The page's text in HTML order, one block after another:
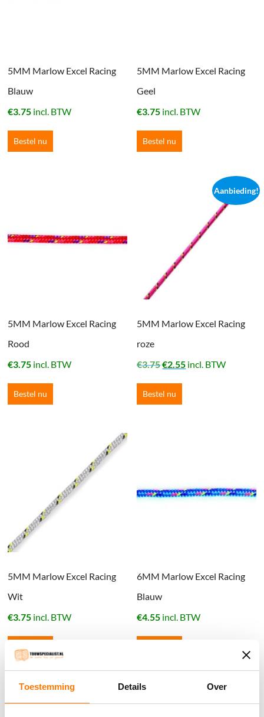
Toestemming Details Over
5MM Marlow Excel Racing
Blauw
€3.75 incl. BTW
Bestel nu
5MM Marlow Excel Racing
Geel
€3.75 incl. BTW
Bestel nu
5MM Marlow Excel Racing
Rood
€3.75 incl. BTW
Bestel nu
Aanbieding!
5MM Marlow Excel Racing
roze
€3.75Oorspronkelijke
was:
€3.75.
€2.55Huidige
incl. BTW
Bestel nu
5MM Marlow Excel Racing
Wit
€3.75 incl. BTW
6MM Marlow Excel Racing
Blauw
€4.55 incl. BTW